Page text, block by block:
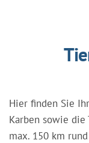
Hier finden Sie
Karben sowie
max. 150 km